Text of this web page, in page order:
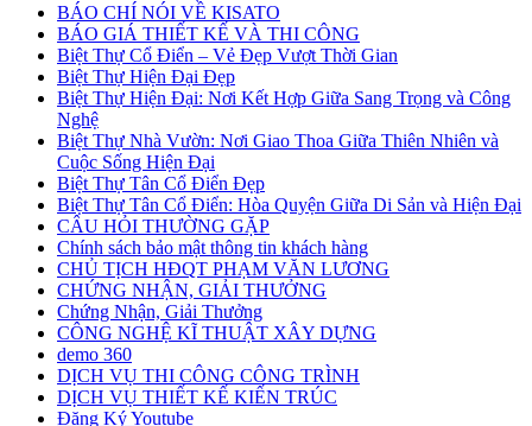
BÁO CHÍ NÓI VỀ KISATO
BÁO GIÁ THIẾT KẾ VÀ THI CÔNG
Biệt Thự Cổ Điển – Vẻ Đẹp Vượt Thời Gian
Biệt Thự Hiện Đại Đẹp
Biệt Thự Hiện Đại: Nơi Kết Hợp Giữa Sang Trọng và Công
Nghệ
Biệt Thự Nhà Vườn: Nơi Giao Thoa Giữa Thiên Nhiên và
Cuộc Sống Hiện Đại
Biệt Thự Tân Cổ Điển Đẹp
Biệt Thự Tân Cổ Điển: Hòa Quyện Giữa Di Sản và Hiện Đại
CÂU HỎI THƯỜNG GẶP
Chính sách bảo mật thông tin khách hàng
CHỦ TỊCH HĐQT PHẠM VĂN LƯƠNG
CHỨNG NHẬN, GIẢI THƯỞNG
Chứng Nhận, Giải Thưởng
CÔNG NGHỆ KĨ THUẬT XÂY DỰNG
demo 360
DỊCH VỤ THI CÔNG CÔNG TRÌNH
DỊCH VỤ THIẾT KẾ KIẾN TRÚC
Đăng Ký Youtube